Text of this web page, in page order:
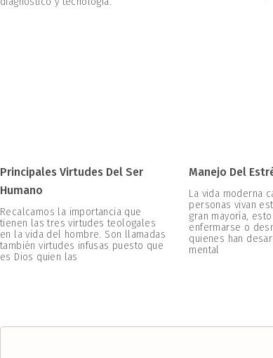
Principales Virtudes Del Ser
Humano
Recalcamos la importancia que
tienen las tres virtudes teologales
en la vida del hombre. Son llamadas
también virtudes infusas puesto que
es Dios quien las
Manejo Del
La vida moderna
personas vivan
gran mayoría,
enfermarse o
quienes han
mental